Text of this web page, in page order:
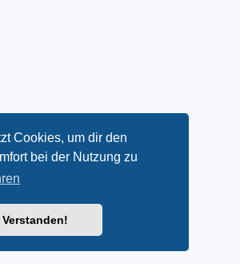
Cookies, um dir den
bei der Nutzung zu
Verstanden!